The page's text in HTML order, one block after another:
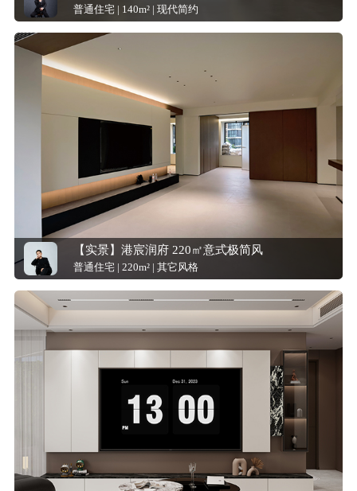
普通住宅 | 140m² | 现代简约
【实景】港宸润府 220㎡意式极简风
普通住宅 | 220m² | 其它风格